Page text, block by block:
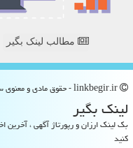
مطالب لینک بگیر
لینك بگیر
بک لینک ارزان و رپورتاژ آگهی ،
کنید